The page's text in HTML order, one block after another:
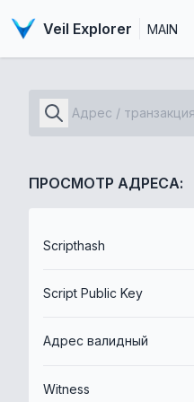
Veil Explorer MAIN
ПРОСМОТР АДРЕСА:
Scripthash
Script Public Key
Адрес валидный
Witness